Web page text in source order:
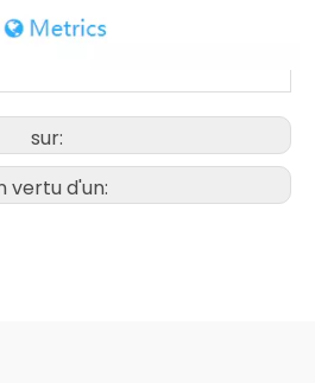
sur:
vertu d'un: